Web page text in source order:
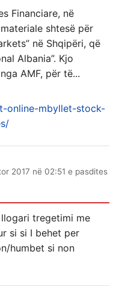
Financiare, në
shtesë për
në Shqipëri, që
Albania”. Kjo
AMF, për të...
online-mbyllet-stock-
2017 në 02:51 e pasdites
llogari tregetimi me
si si I behet per
humbet si non